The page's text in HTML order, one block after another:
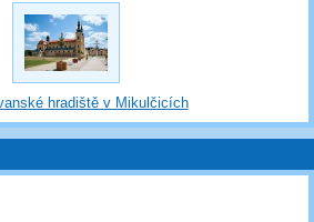
hradiště v Mikulčicích